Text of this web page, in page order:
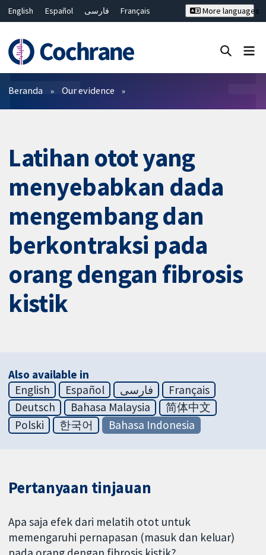
English Español فارسی
Français
Bahasa Malaysia
ไทย
繁體中文
简体中文
More languages
Filter
Beranda Our evidence
Latihan otot yang
menyebabkan dada
mengembang dan
berkontraksi pada
orang dengan fibrosis
kistik
Also available in
English
Español فارسی
Français
Deutsch
Bahasa Malaysia
简体中文
Polski
한국어 Bahasa Indonesia
Pertanyaan tinjauan
Apa saja efek dari melatih otot untuk
memengaruhi pernapasan (masuk dan keluar)